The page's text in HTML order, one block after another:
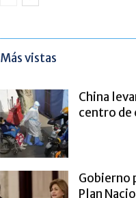
Más vistas
China
centro de
Gobierno
Plan